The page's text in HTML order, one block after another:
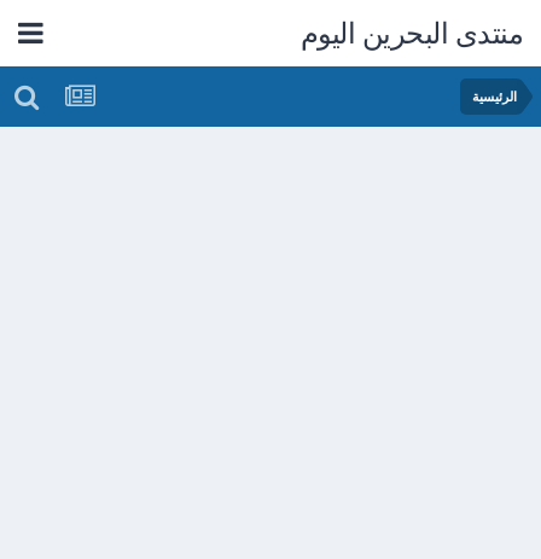
منتدى البحرين اليوم
الرئيسية